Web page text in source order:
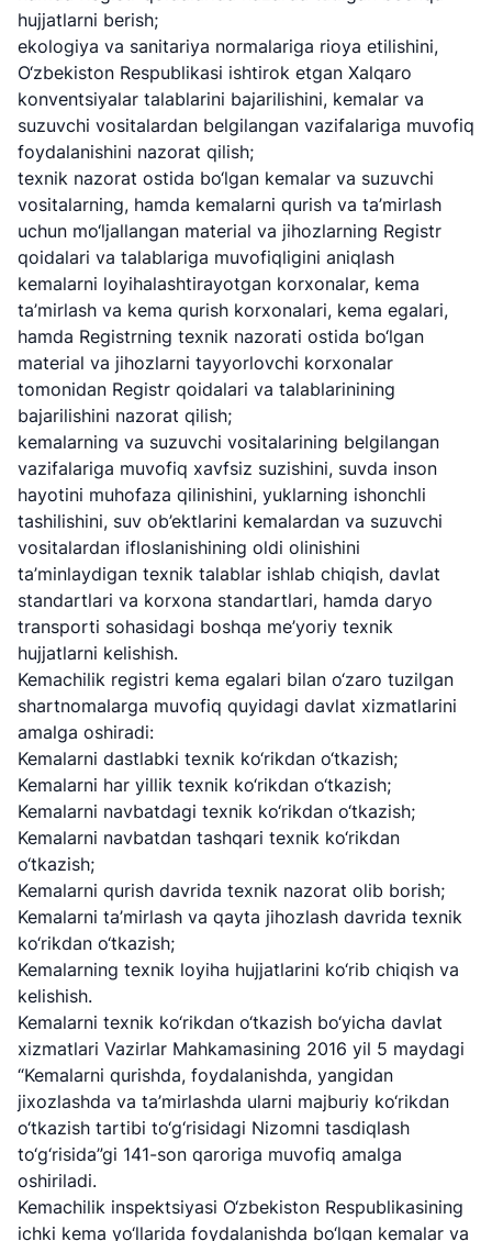
"Uzbekistan
Airways" AJ
Ishonch telefon
raqami
+998 (78) 140-
"O'zbekiston
temir yo'llari"
AJ
raqami
"Uzbekistan
Airports" AJ
Ishonch telefon
+998 (55) 501-
hujjatlarni berish;
ekologiya va sanitariya normalariga rioya etilishini,
O‘zbekiston Respublikasi ishtirok etgan Xalqaro
konventsiyalar talablarini bajarilishini, kemalar va
suzuvchi vositalardan belgilangan vazifalariga muvofiq
foydalanishini nazorat qilish;
texnik nazorat ostida bo‘lgan kemalar va suzuvchi
vositalarning, hamda kemalarni qurish va ta’mirlash
uchun mo‘ljallangan material va jihozlarning Registr
qoidalari va talablariga muvofiqligini aniqlash
kemalarni loyihalashtirayotgan korxonalar, kema
ta’mirlash va kema qurish korxonalari, kema egalari,
hamda Registrning texnik nazorati ostida bo‘lgan
material va jihozlarni tayyorlovchi korxonalar
tomonidan Registr qoidalari va talablarinining
bajarilishini nazorat qilish;
kemalarning va suzuvchi vositalarining belgilangan
vazifalariga muvofiq xavfsiz suzishini, suvda inson
hayotini muhofaza qilinishini, yuklarning ishonchli
tashilishini, suv ob’ektlarini kemalardan va suzuvchi
vositalardan ifloslanishining oldi olinishini
ta’minlaydigan texnik talablar ishlab chiqish, davlat
standartlari va korxona standartlari, hamda daryo
transporti sohasidagi boshqa me’yoriy texnik
hujjatlarni kelishish.
Kemachilik registri kema egalari bilan o‘zaro tuzilgan
shartnomalarga muvofiq quyidagi davlat xizmatlarini
amalga oshiradi:
Kemalarni dastlabki texnik ko‘rikdan o‘tkazish;
Kemalarni har yillik texnik ko‘rikdan o‘tkazish;
Kemalarni navbatdagi texnik ko‘rikdan o‘tkazish;
Kemalarni navbatdan tashqari texnik ko‘rikdan
o‘tkazish;
Kemalarni qurish davrida texnik nazorat olib borish;
Kemalarni ta’mirlash va qayta jihozlash davrida texnik
ko‘rikdan o‘tkazish;
Kemalarning texnik loyiha hujjatlarini ko‘rib chiqish va
kelishish.
Kemalarni texnik ko‘rikdan o‘tkazish bo‘yicha davlat
xizmatlari Vazirlar Mahkamasining 2016 yil 5 maydagi
“Kemalarni qurishda, foydalanishda, yangidan
jixozlashda va ta’mirlashda ularni majburiy ko‘rikdan
o‘tkazish tartibi to‘g‘risidagi Nizomni tasdiqlash
to‘g‘risida”gi 141-son qaroriga muvofiq amalga
oshiriladi.
Kemachilik inspektsiyasi O‘zbekiston Respublikasining
ichki kema yo‘llarida foydalanishda bo‘lgan kemalar va